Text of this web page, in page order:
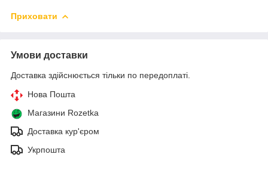
Приховати
Умови доставки
Доставка здійснюється тільки по передоплаті.
Нова Пошта
Магазини Rozetka
Доставка кур'єром
Укрпошта